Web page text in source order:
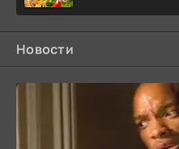
Новости